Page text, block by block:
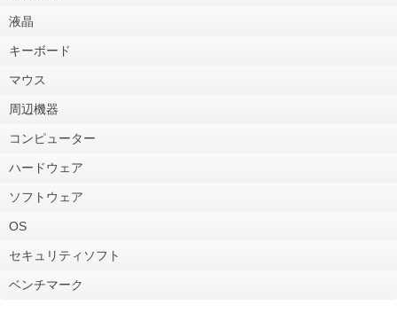
液晶
キーボード
マウス
周辺機器
コンピューター
ハードウェア
ソフトウェア
OS
セキュリティソフト
ベンチマーク